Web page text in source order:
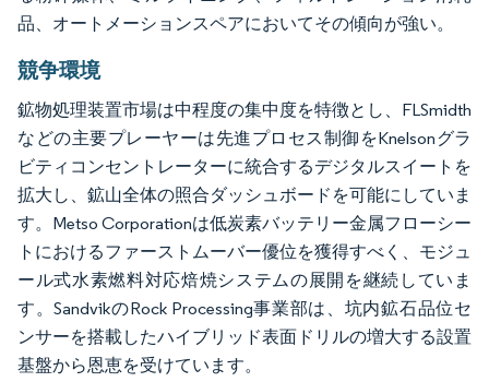
品、オートメーションスペアにおいてその傾向が強い。
競争環境
鉱物処理装置市場は中程度の集中度を特徴とし、FLSmidth
などの主要プレーヤーは先進プロセス制御をKnelsonグラ
ビティコンセントレーターに統合するデジタルスイートを
拡大し、鉱山全体の照合ダッシュボードを可能にしていま
す。Metso Corporationは低炭素バッテリー金属フローシー
トにおけるファーストムーバー優位を獲得すべく、モジュ
ール式水素燃料対応焙焼システムの展開を継続していま
す。SandvikのRock Processing事業部は、坑内鉱石品位セ
ンサーを搭載したハイブリッド表面ドリルの増大する設置
基盤から恩恵を受けています。